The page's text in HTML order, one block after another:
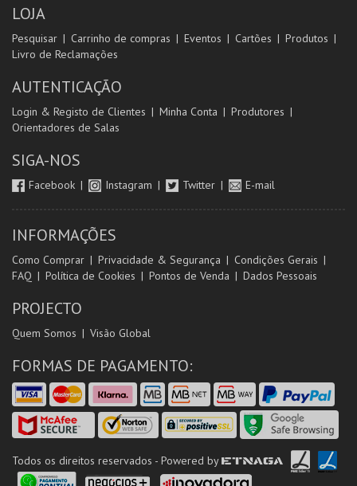
LOJA
Pesquisar Carrinho de compras Eventos Cartões
Produtos
Livro de Reclamações
AUTENTICAÇÃO
Login & Registo de Clientes Minha Conta
Produtores
Orientadores de Salas
SIGA-NOS
Facebook Instagram Twitter E-mail
INFORMAÇÕES
Como Comprar Privacidade & Segurança
Condições Gerais
FAQ
Política de Cookies Pontos de Venda Dados Pessoais
PROJECTO
Quem Somos Visão Global
FORMAS DE PAGAMENTO:
Todos os direitos reservados - Powered by ETNAGA